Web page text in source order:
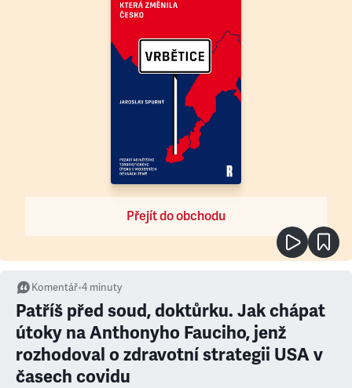
Přejít do obchodu
Komentář•4 minuty
Patříš před soud, doktůrku. Jak chápat
útoky na Anthonyho Fauciho, jenž
rozhodoval o zdravotní strategii USA v
časech covidu